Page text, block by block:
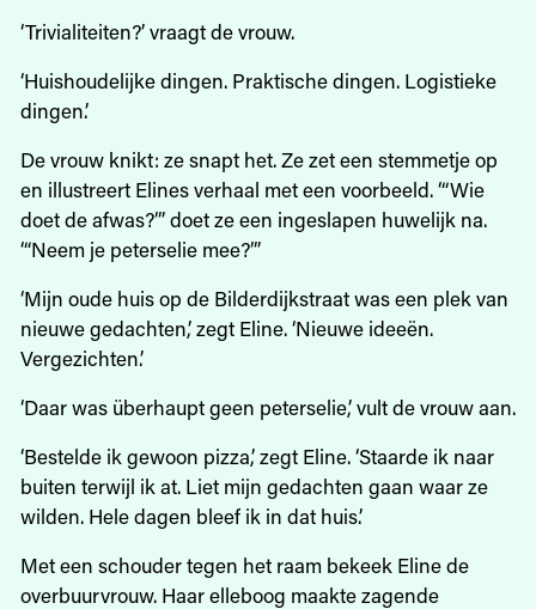
‘Trivialiteiten?’ vraagt de vrouw.
‘Huishoudelijke dingen. Praktische dingen. Logistieke
dingen.’
De vrouw knikt: ze snapt het. Ze zet een stemmetje op
en illustreert Elines verhaal met een voorbeeld. ‘“Wie
doet de afwas?”’ doet ze een ingeslapen huwelijk na.
‘“Neem je peterselie mee?”’
‘Mijn oude huis op de Bilderdijkstraat was een plek van
nieuwe gedachten,’ zegt Eline. ‘Nieuwe ideeën.
Vergezichten.’
‘Daar was überhaupt geen peterselie,’ vult de vrouw aan.
‘Bestelde ik gewoon pizza,’ zegt Eline. ‘Staarde ik naar
buiten terwijl ik at. Liet mijn gedachten gaan waar ze
wilden. Hele dagen bleef ik in dat huis.’
Met een schouder tegen het raam bekeek Eline de
overbuurvrouw. Haar elleboog maakte zagende